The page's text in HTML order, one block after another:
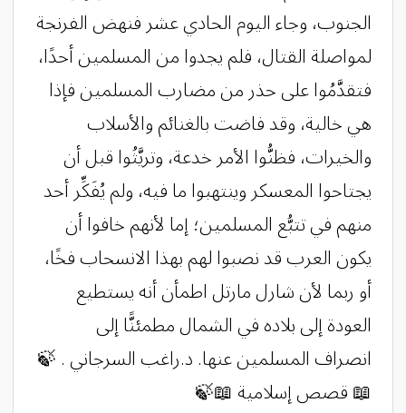
الجنوب، وجاء اليوم الحادي عشر فنهض الفرنجة
لمواصلة القتال، فلم يجدوا من المسلمين أحدًا،
فتقدَّمُوا على حذر من مضارب المسلمين فإذا
هي خالية، وقد فاضت بالغنائم والأسلاب
والخيرات، فظنُّوا الأمر خدعة، وتريَّثُوا قبل أن
يجتاحوا المعسكر وينتهبوا ما فيه، ولم يُفَكِّر أحد
منهم في تتبُّع المسلمين؛ إما لأنهم خافوا أن
يكون العرب قد نصبوا لهم بهذا الانسحاب فخًا،
أو ربما لأن شارل مارتل اطمأن أنه يستطيع
العودة إلى بلاده في الشمال مطمئنًّا إلى
انصراف المسلمين عنها. د.راغب السرجاني . ‏🍃
📖 قصص إسلامية 📖🍃